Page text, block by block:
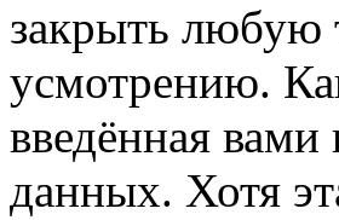
закрыть любую
усмотрению.
введённая
данных. Хотя